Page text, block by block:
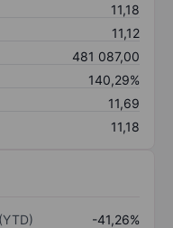
11,18
11,12
481 087,00
140,29%
11,69
11,18
-41,26%